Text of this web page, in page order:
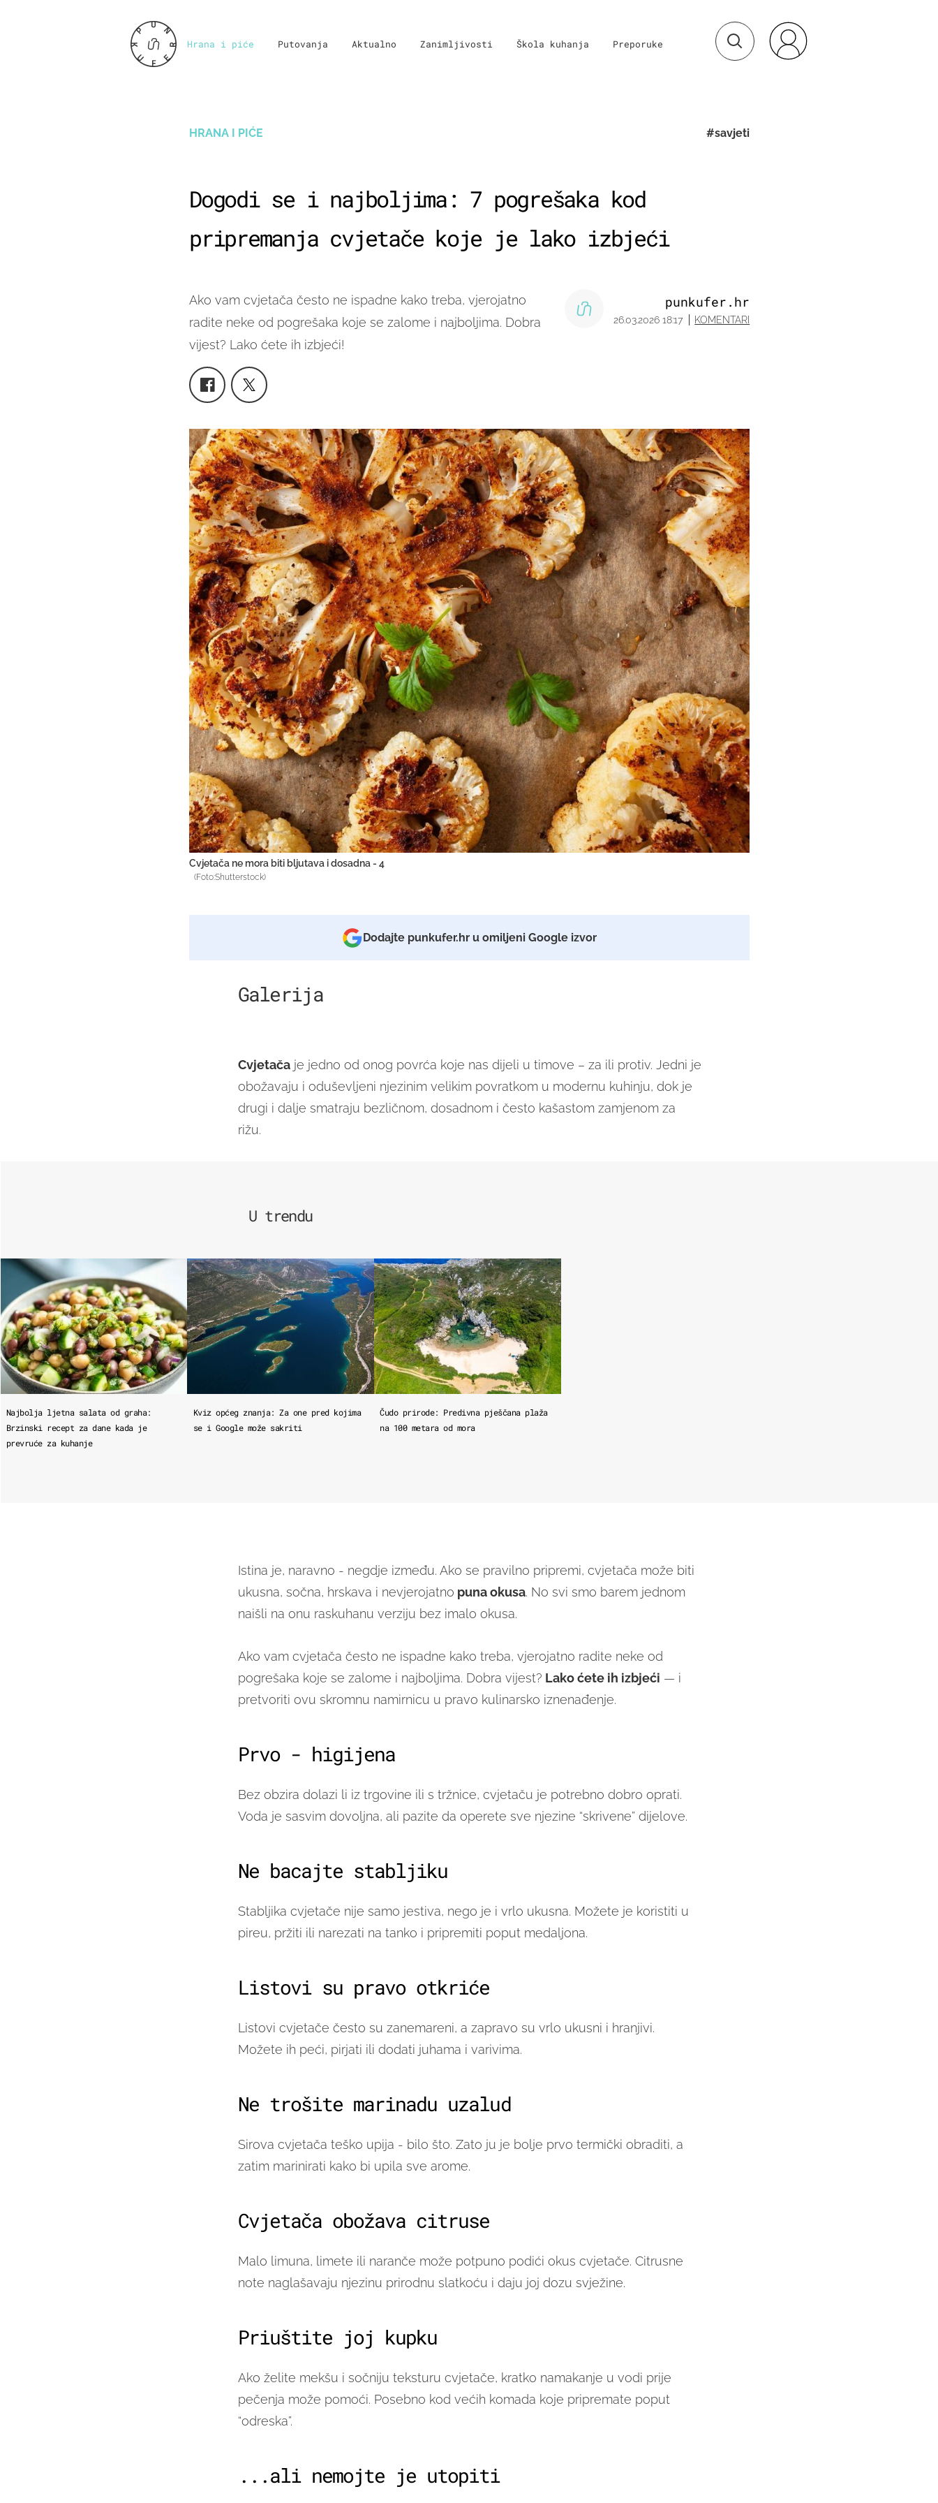
Hrana i piće Putovanja Aktualno Zanimljivosti Škola kuhanja Preporuke
HRANA I PIĆE #savjeti
Dogodi se i najboljima: 7 pogrešaka kod
pripremanja cvjetače koje je lako izbjeći
Ako vam cvjetača često ne ispadne kako treba, vjerojatno
radite neke od pogrešaka koje se zalome i najboljima. Dobra
vijest? Lako ćete ih izbjeći!
punkufer.hr
26.03.2026 18:17 KOMENTARI
Cvjetača ne mora biti bljutava i dosadna - 4
(Foto:Shutterstock)
Dodajte punkufer.hr u omiljeni Google izvor
Galerija
Cvjetačaje jedno od onog povrća koje nas dijeli u timove – za ili protiv. Jedni je
obožavaju i oduševljeni njezinim velikim povratkom u modernu kuhinju, dok je
drugi i dalje smatraju bezličnom, dosadnom i često kašastom zamjenom za
rižu.
U trendu
Najbolja ljetna salata od graha:
Brzinski recept za dane kada je
prevruće za kuhanje
Kviz općeg znanja: Za one pred kojima
se i Google može sakriti
Čudo prirode: Predivna pješčana plaža
na 100 metara od mora
Istina je, naravno - negdje između. Ako se pravilno pripremi, cvjetača može biti
ukusna, sočna, hrskava i nevjerojatno puna okusa. No svi smo barem jednom
naišli na onu raskuhanu verziju bez imalo okusa.
Ako vam cvjetača često ne ispadne kako treba, vjerojatno radite neke od
pogrešaka koje se zalome i najboljima. Dobra vijest? Lako ćete ih izbjeći — i
pretvoriti ovu skromnu namirnicu u pravo kulinarsko iznenađenje.
Prvo - higijena
Bez obzira dolazi li iz trgovine ili s tržnice, cvjetaču je potrebno dobro oprati.
Voda je sasvim dovoljna, ali pazite da operete sve njezine “skrivene” dijelove.
Ne bacajte stabljiku
Stabljika cvjetače nije samo jestiva, nego je i vrlo ukusna. Možete je koristiti u
pireu, pržiti ili narezati na tanko i pripremiti poput medaljona.
Listovi su pravo otkriće
Listovi cvjetače često su zanemareni, a zapravo su vrlo ukusni i hranjivi.
Možete ih peći, pirjati ili dodati juhama i varivima.
Ne trošite marinadu uzalud
Sirova cvjetača teško upija - bilo što. Zato ju je bolje prvo termički obraditi, a
zatim marinirati kako bi upila sve arome.
Cvjetača obožava citruse
Malo limuna, limete ili naranče može potpuno podići okus cvjetače. Citrusne
note naglašavaju njezinu prirodnu slatkoću i daju joj dozu svježine.
Priuštite joj kupku
Ako želite mekšu i sočniju teksturu cvjetače, kratko namakanje u vodi prije
pečenja može pomoći. Posebno kod većih komada koje pripremate poput
“odreska”.
...ali nemojte je utopiti